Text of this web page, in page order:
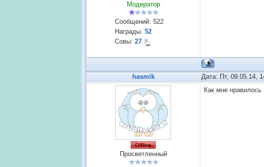
Модератор
Сообщений: 522
Награды: 52
Совы: 27
hasmik Дата: Пт, 09.05.14,
Просветленный
Как мне нравилось